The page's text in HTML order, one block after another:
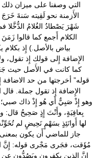
التي وصفنا على ميزان
الأَزمنة نحو لَقِيته سَنةَ
شَهْرَ يَصْطادُ الغُلامُ
الكلام أَجمع كما قالوا
بياض بالأصل.) إِذ
الإِضافة إِلى قولك إِذ تقول،
كما كانت في الأَصل حيث
قوله” أخرجتها من حد
الإِضافة إِذ تقول جملة.
وهو إِذْ صَبِيٌّ أَي هُو إِذْ ذاك
بِعافِيَةٍ، وأَنْتَ إِذٍ صَحِيحُ قال:
لها أَوانَئِذٍ بسَهْمٍ نَحِيضٍ لم
جاز للماضي أَن يكون
مُؤَقت، فجَرى مَجْرى قوله: إِنَّ
إِنَّ الذين يكفرون ويَصُدُّون عن